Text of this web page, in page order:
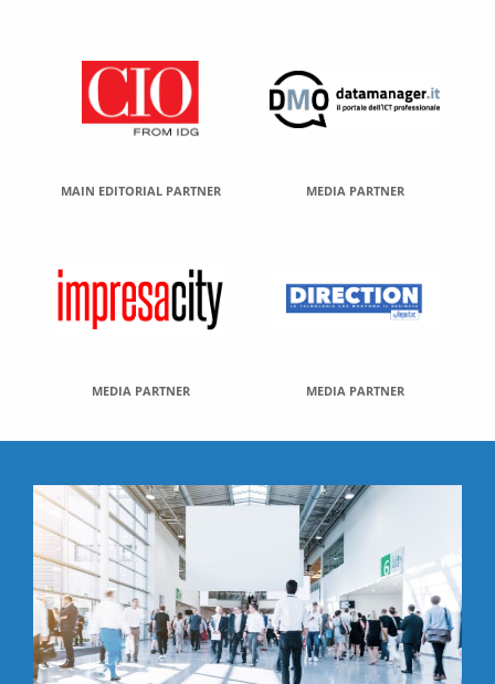
MAIN EDITORIAL PARTNER MEDIA PARTNER
MEDIA PARTNER MEDIA PARTNER